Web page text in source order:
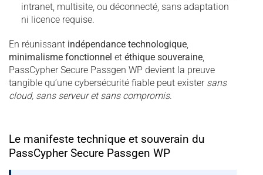
intranet, multisite, ou déconnecté, sans adaptation
ni licence requise.
En réunissant indépendance technologique,
minimalisme fonctionnel et éthique souveraine,
PassCypher Secure Passgen WP devient la preuve
tangible qu’une cybersécurité fiable peut exister sans
cloud, sans serveur et sans compromis.
Le manifeste technique et souverain du
PassCypher Secure Passgen WP